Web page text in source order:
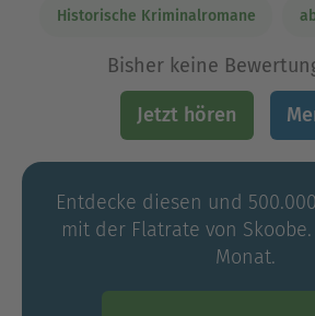
Historische Kriminalromane
Bisher keine
Jetzt hören
Entdecke diesen und
mit der Flatrate von Skoobe.
Monat.